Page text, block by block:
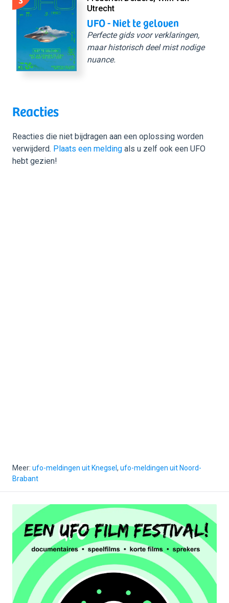
Utrecht
UFO - Niet te geloven
Perfecte gids voor verklaringen,
maar historisch deel mist nodige
nuance.
Reacties
Reacties die niet bijdragen aan een oplossing worden
verwijderd. Plaats een melding als u zelf ook een UFO
hebt gezien!
Meer: ufo-meldingen uit Knegsel , ufo-meldingen uit Noord-
Brabant